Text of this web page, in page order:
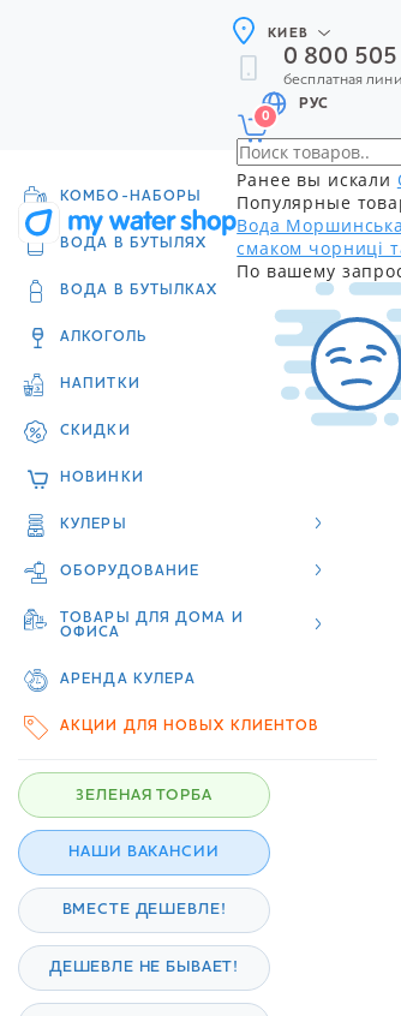
КИЕВ
0 800
бесплатная
РУС
0
Ранее вы искали
Популярные
Вода
смаком чорниці
По вашему
КОМБО-НАБОРЫ
ВОДА В БУТЫЛЯХ
ВОДА В БУТЫЛКАХ
АЛКОГОЛЬ
НАПИТКИ
СКИДКИ
НОВИНКИ
КУЛЕРЫ
ОБОРУДОВАНИЕ
ТОВАРЫ ДЛЯ ДОМА И
ОФИСА
АРЕНДА КУЛЕРА
АКЦИИ ДЛЯ НОВЫХ КЛИЕНТОВ
ЗЕЛЕНАЯ ТОРБА
НАШИ ВАКАНСИИ
ВМЕСТЕ ДЕШЕВЛЕ!
ДЕШЕВЛЕ НЕ БЫВАЕТ!